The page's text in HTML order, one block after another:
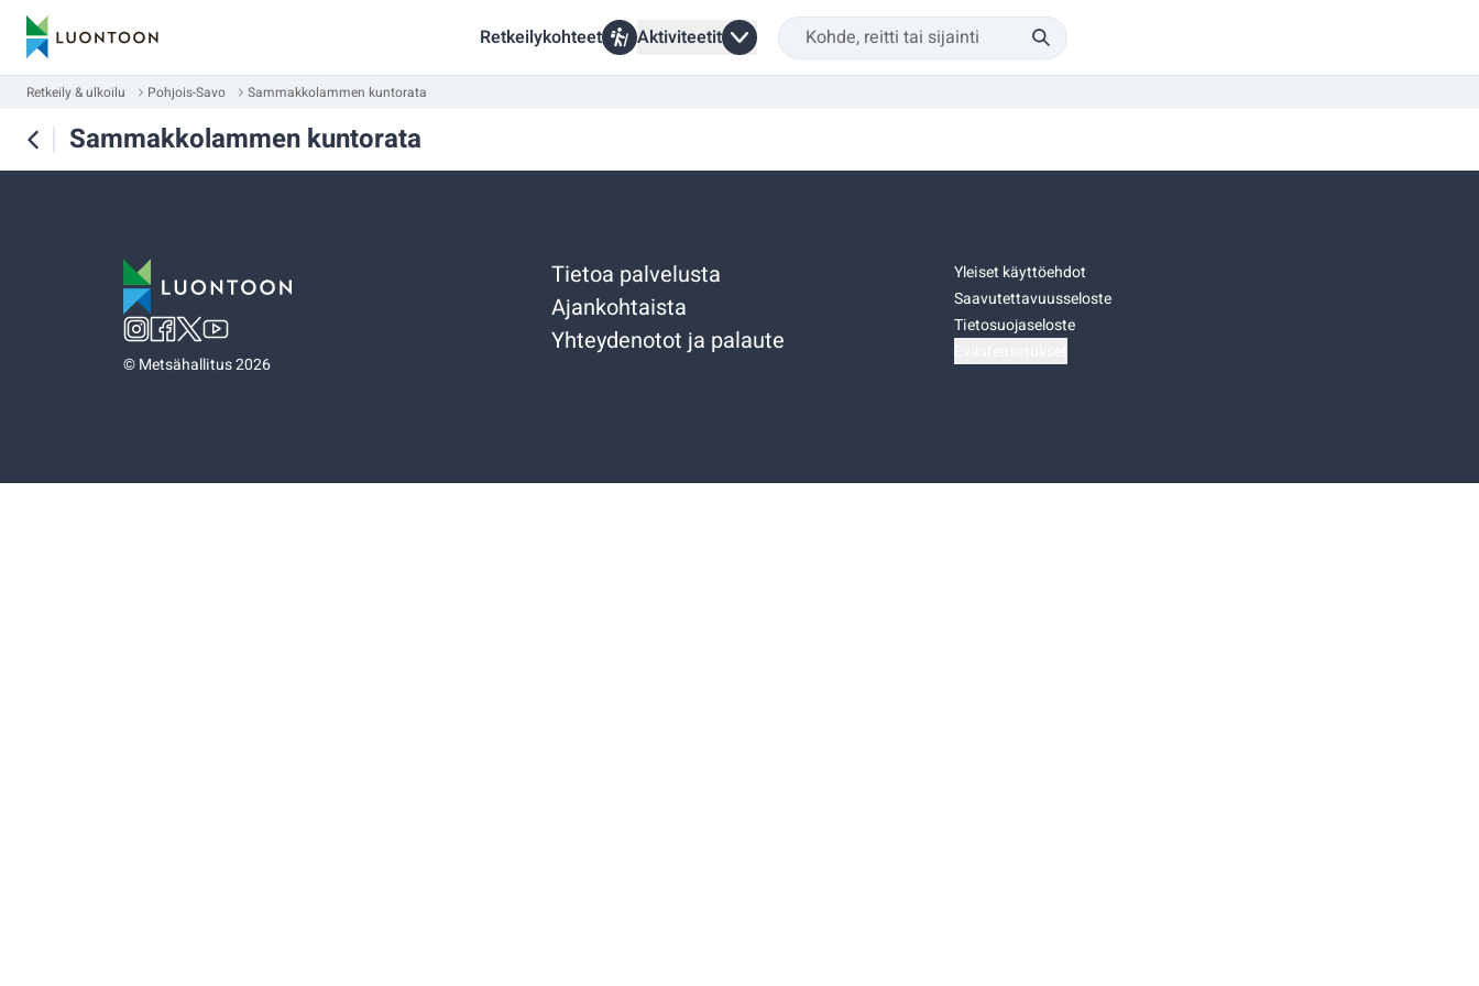
Retkeilykohteet Aktiviteetit
Retkeily & ulkoilu Pohjois-Savo Sammakkolammen kuntorata
Sammakkolammen kuntorata
©Metsähallitus 2026
Tietoa palvelusta
Ajankohtaista
Yhteydenotot ja palaute
Yleiset käyttöehdot
Saavutettavuusseloste
Tietosuojaseloste